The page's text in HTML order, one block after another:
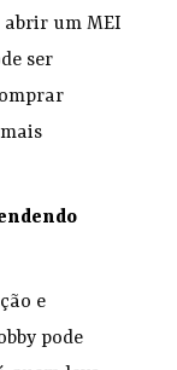
abrir um MEI
ser
e
pode